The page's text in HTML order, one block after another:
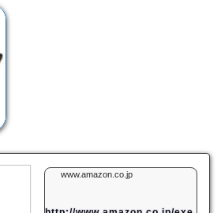
www.amazon.co.jp